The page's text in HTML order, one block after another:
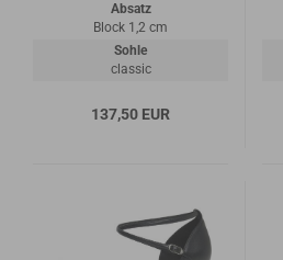
Absatz
Block 1,2 cm
Sohle
classic
137,50 EUR